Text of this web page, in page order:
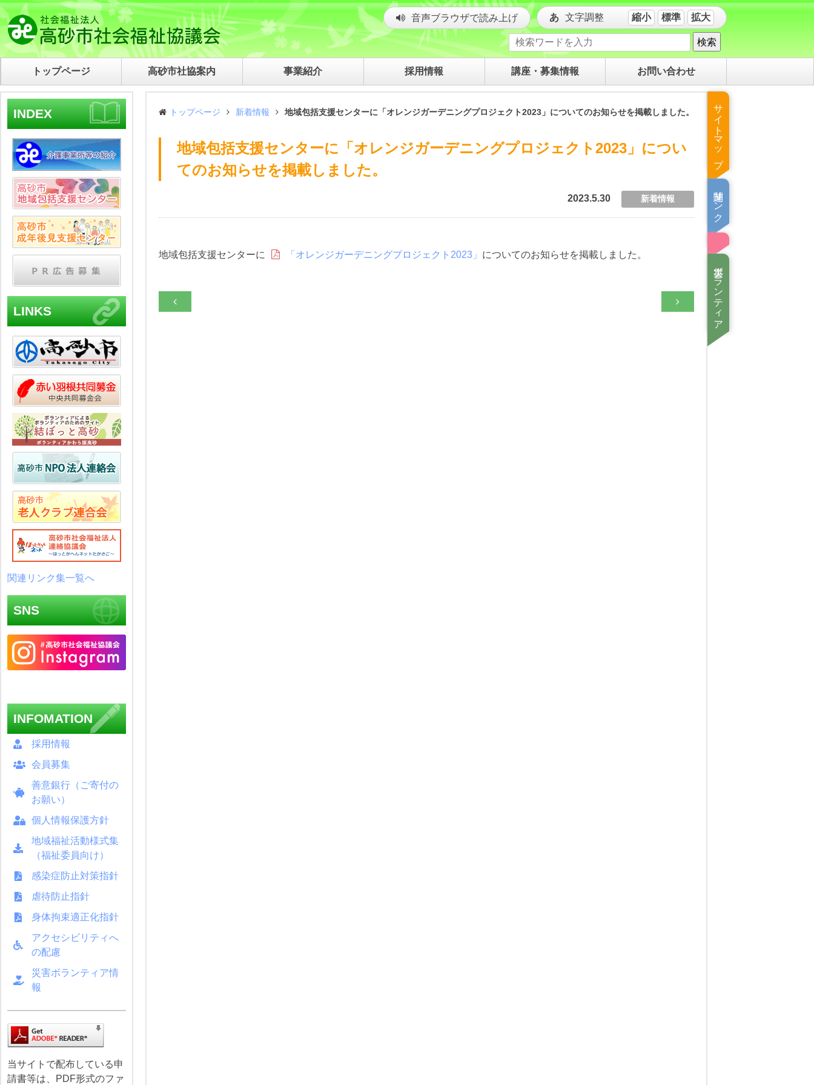
音声ブラウザで読み上げ 文字調整 縮小 標準 拡大
検索
トップページ 高砂市社協案内 事業紹介 採用情報 講座・募集情報 お問い合わせ
INDEX
LINKS
関連リンク集一覧へ
SNS
INFOMATION
採用情報
会員募集
善意銀行（ご寄付の
お願い）
個人情報保護方針
地域福祉活動様式集
（福祉委員向け）
感染症防止対策指針
虐待防止指針
身体拘束適正化指針
アクセシビリティへ
の配慮
災害ボランティア情
報
当サイトで配布している申
請書等は、PDF形式のファ
トップページ 新着情報 地域包括支援センターに「オレンジガーデニングプロジェクト2023」についてのお知らせを掲載しました。
地域包括支援センターに「オレンジガーデニングプロジェクト2023」につい
てのお知らせを掲載しました。
2023.5.30 新着情報
地域包括支援センターに 「オレンジガーデニングプロジェクト2023」 についてのお知らせを掲載しました。
 
サイトマップ
関連リンク集
災害ボランティア情報